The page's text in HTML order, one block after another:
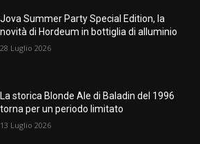
Jova Summer Party Special Edition, la
novità di Hordeum in bottiglia di alluminio
28 Luglio 2026
La storica Blonde Ale di Baladin del 1996
torna per un periodo limitato
13 Luglio 2026